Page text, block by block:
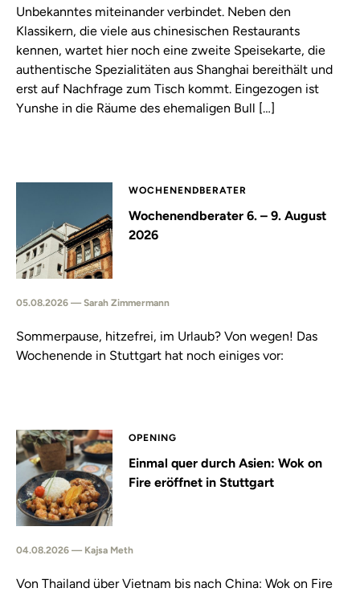
Unbekanntes miteinander verbindet. Neben den
Klassikern, die viele aus chinesischen Restaurants
kennen, wartet hier noch eine zweite Speisekarte, die
authentische Spezialitäten aus Shanghai bereithält und
erst auf Nachfrage zum Tisch kommt. Eingezogen ist
Yunshe in die Räume des ehemaligen Bull […]
WOCHENENDBERATER
Wochenendberater 6. – 9. August
2026
05.08.2026 — Sarah Zimmermann
Sommerpause, hitzefrei, im Urlaub? Von wegen! Das
Wochenende in Stuttgart hat noch einiges vor:
OPENING
Einmal quer durch Asien: Wok on
Fire eröffnet in Stuttgart
04.08.2026 — Kajsa Meth
Von Thailand über Vietnam bis nach China: Wok on Fire